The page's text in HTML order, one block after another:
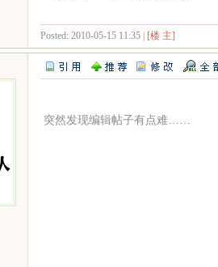
Posted: 2010-05-15 11:35 | [楼 主]
突然发现编辑帖子有点难……